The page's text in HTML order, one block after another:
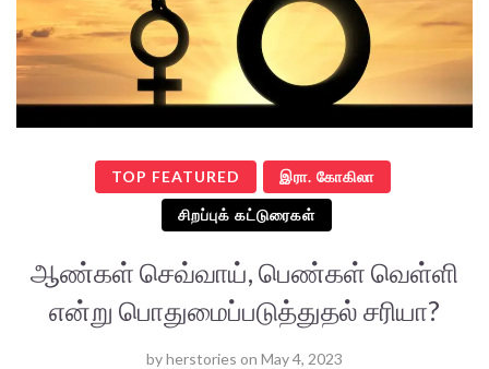
TOP FEATURED இரா. கோகிலா
சிறப்புக் கட்டுரைகள்
ஆண்கள் செவ்வாய், பெண்கள் வெள்ளி
என்று பொதுமைப்படுத்துதல் சரியா?
byherstories on May 4, 2023